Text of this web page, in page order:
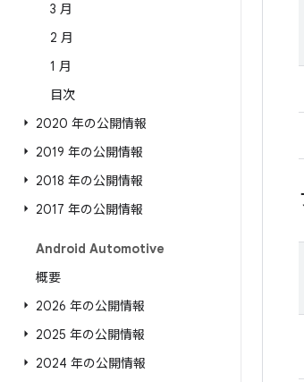
3 月
2 月
1 月
目次
2020 年の公開情報
2019 年の公開情報
2018 年の公開情報
2017 年の公開情報
Android Automotive
概要
2026 年の公開情報
2025 年の公開情報
2024 年の公開情報